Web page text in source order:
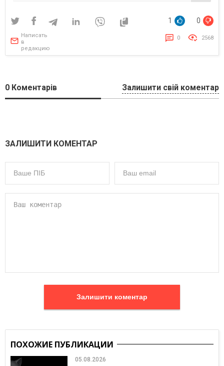
1 0
Написать
в
редакцию
0 2568
0 Коментарів Залишити свій коментар
ЗАЛИШИТИ КОМЕНТАР
Залишити коментар
ПОХОЖИЕ ПУБЛИКАЦИИ
05.08.2026